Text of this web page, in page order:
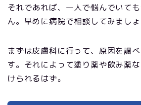
それであれば、一人で悩んでいて
ん。早めに病院で相談してみましょ
まずは皮膚科に行って、原因を調
す。それによって塗り薬や飲み薬
けられるはず。